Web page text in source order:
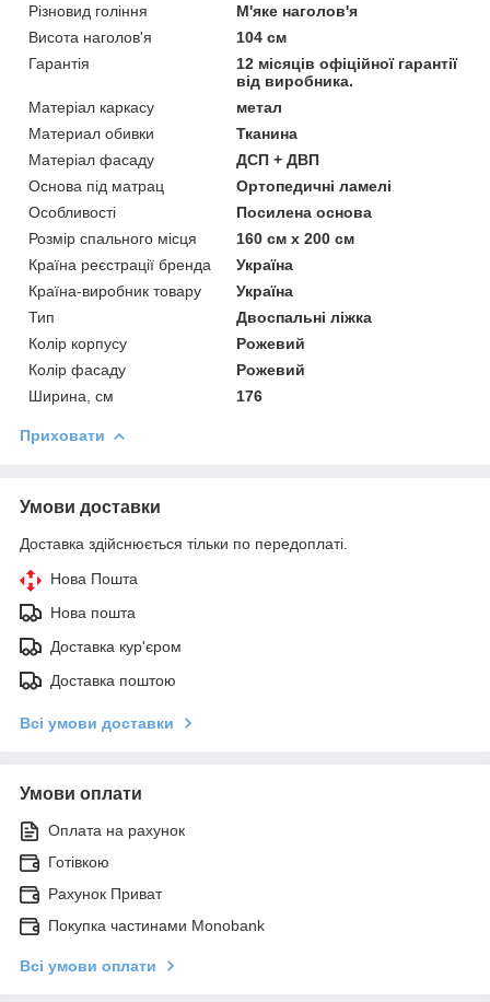
Різновид гоління
М'яке наголов'я
Висота наголов'я
104 см
Гарантія
12 місяців офіційної гарантії
від виробника.
Матеріал каркасу
метал
Материал обивки
Тканина
Матеріал фасаду
ДСП + ДВП
Основа під матрац
Ортопедичні ламелі
Особливості
Посилена основа
Розмір спального місця
160 см х 200 см
Країна реєстрації бренда
Україна
Країна-виробник товару
Україна
Тип
Двоспальні ліжка
Колір корпусу
Рожевий
Колір фасаду
Рожевий
Ширина, см
176
Приховати
Умови доставки
Доставка здійснюється тільки по передоплаті.
Нова Пошта
Нова пошта
Доставка кур'єром
Доставка поштою
Всі умови доставки
Умови оплати
Оплата на рахунок
Готівкою
Рахунок Приват
Покупка частинами Monobank
Всі умови оплати